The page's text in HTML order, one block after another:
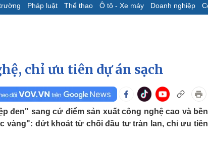
Pháp luật Thể thao Ô tô - Xe máy Doanh nghiệp
Infographic
đá
Ô tô - Xe máy
Ô tô
Doanh
Thông
Vì
chỉ ưu tiên dự án sạch
đen" sang cứ điểm sản xuất công nghệ cao và bền
vàng": dứt khoát từ chối đầu tư tràn lan, chỉ ưu tiên